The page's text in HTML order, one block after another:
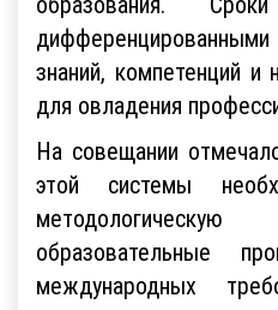
знаний, компетенций
для овладения
На совещании
этой системы
образовательные
международных